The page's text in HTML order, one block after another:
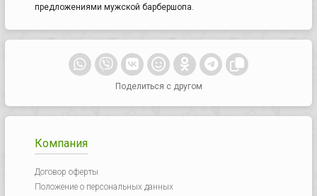
предложениями мужской барбершопа.
Поделиться с другом
Компания
Договор оферты
Положение о персональных данных